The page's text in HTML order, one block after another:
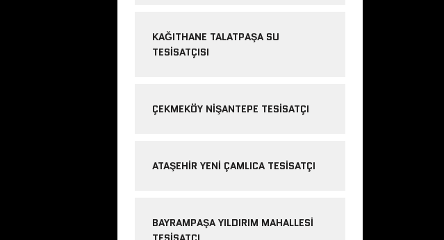
KAĞITHANE TALATPAŞA SU
TESISATÇISI
ÇEKMEKÖY NIŞANTEPE TESISATÇI
ATAŞEHIR YENI ÇAMLICA TESISATÇI
BAYRAMPAŞA YILDIRIM MAHALLESI